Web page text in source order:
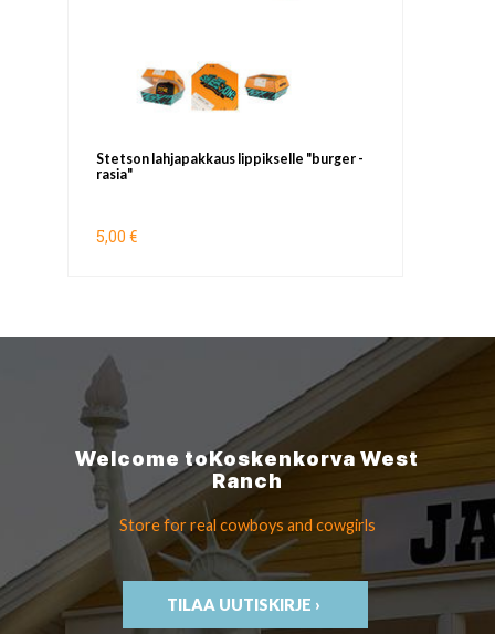
Stetson lahjapakkaus lippikselle "burger -
rasia"
5,00 €
Welcome toKoskenkorvaWest
Ranch
Store for real cowboys and cowgirls
TILAA UUTISKIRJE ›